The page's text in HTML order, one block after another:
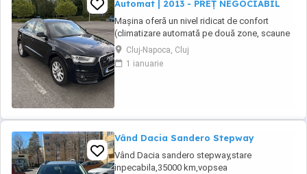
Automat | 2013 - PREȚ NEGOCIABIL
Mașina oferă un nivel ridicat de confort
(climatizare automată pe două zone, scaune
față încălzite, volan multifuncțional îmbrăcat
în piele, cruise control, sistem start stop,
senzori de ploaie, oglinzi electrice, keyless
Cluj-Napoca, Cluj
1 ianuarie
Vând Dacia Sandero Stepway
Vând Dacia sandero stepway,stare
inpecabila,35000 km,vopsea